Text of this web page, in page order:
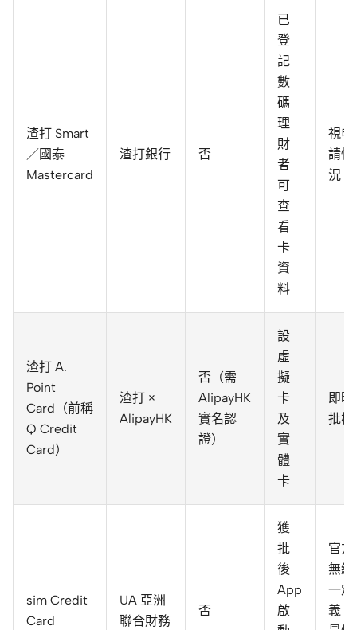
渣打 Smart
／國泰
Mastercard
渣打銀行 否
已
登
記
數
碼
理
財
者
可
查
看
卡
資
料
視申
請情
況
渣打 A.
Point
Card（前稱
Q Credit
Card）
渣打 ×
AlipayHK
否（需
AlipayHK
實名認
證）
設
虛
擬
卡
及
實
體
卡
即時
批核
sim Credit
Card
UA 亞洲
聯合財務
否
獲
批
後
App
啟
官方
無統
一定
義，